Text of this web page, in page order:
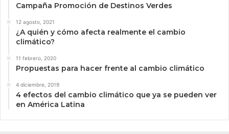
Campaña Promoción de Destinos Verdes
12 agosto, 2021
¿A quién y cómo afecta realmente el cambio
climático?
11 febrero, 2020
Propuestas para hacer frente al cambio climático
4 diciembre, 2019
4 efectos del cambio climático que ya se pueden ver
en América Latina